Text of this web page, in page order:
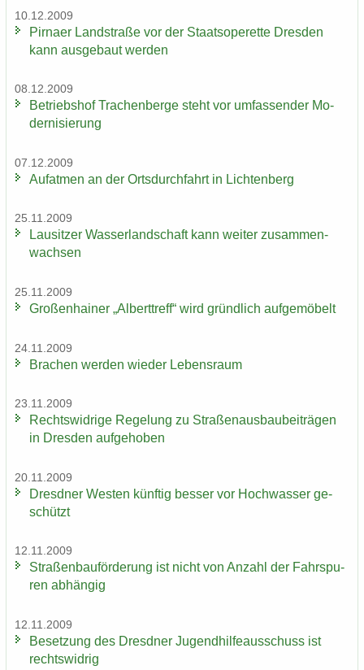
10.12.2009
Pirna­er Land­stra­ße vor der Staats­ope­ret­te Dres­den
kann aus­ge­baut wer­den
08.12.2009
Be­triebs­hof Tra­chen­ber­ge steht vor um­fas­sen­der Mo­
der­ni­sie­rung
07.12.2009
Auf­at­men an der Orts­durch­fahrt in Lich­ten­berg
25.11.2009
Lau­sit­zer Was­ser­land­schaft kann wei­ter zu­sam­men­
wach­sen
25.11.2009
Gro­ßen­hai­ner „Al­bert­treff“ wird gründ­lich auf­ge­mö­belt
24.11.2009
Bra­chen wer­den wie­der Le­bens­raum
23.11.2009
Rechts­wid­ri­ge Re­ge­lung zu Stra­ßen­aus­bau­bei­trä­gen
in Dres­den auf­ge­ho­ben
20.11.2009
Dresd­ner Wes­ten künf­tig bes­ser vor Hoch­was­ser ge­
schützt
12.11.2009
Stra­ßen­bau­för­de­rung ist nicht von An­zahl der Fahr­spu­
ren ab­hän­gig
12.11.2009
Be­set­zung des Dresd­ner Ju­gend­hil­fe­aus­schuss ist
rechts­wid­rig